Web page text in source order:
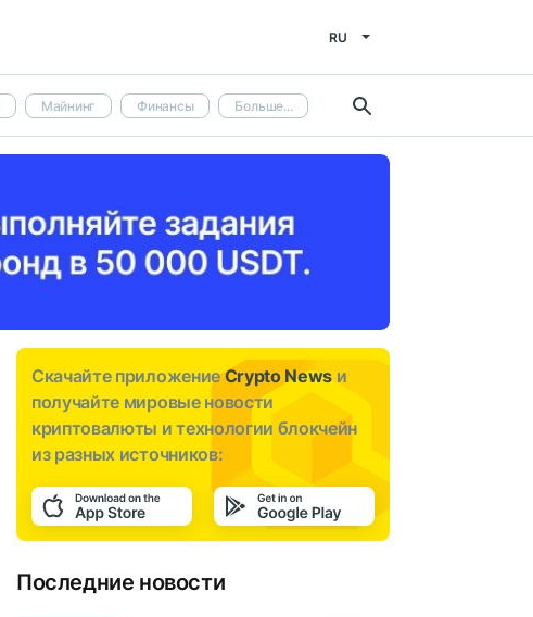
RU
Майнинг Финансы Больше...
Скачайте приложениеCrypto News и
получайте мировые новости
криптовалюты и технологии блокчейн
из разных источников:
Последние новости